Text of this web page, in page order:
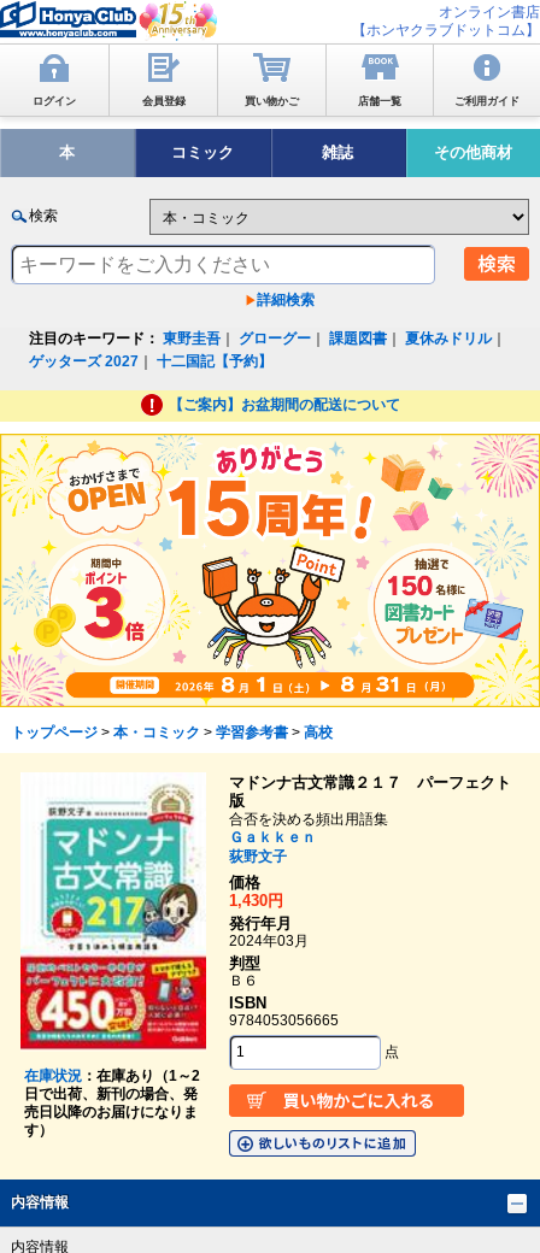
オンライン書店
【ホンヤクラブドットコム】
ログイン 会員登録 買い物かご 店舗一覧 ご利用ガイド
本 コミック 雑誌 その他商材
検索
詳細検索
注目のキーワード： 東野圭吾 グローグー ｜課題図書 ｜夏休みドリル｜
ゲッターズ 2027 ｜十二国記【予約】
【ご案内】お盆期間の配送について
トップページ> 本・コミック > 学習参考書> 高校
在庫状況：在庫あり（1～2
日で出荷、新刊の場合、発
売日以降のお届けになりま
す）
マドンナ古文常識２１７ パーフェクト
版
合否を決める頻出用語集
Ｇａｋｋｅｎ
荻野文子
価格
1,430円
発行年月
2024年03月
判型
Ｂ６
ISBN
9784053056665
点
内容情報
内容情報